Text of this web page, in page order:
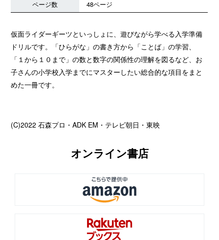
ページ数
48ページ
仮面ライダーギーツといっしょに、遊びながら学べる入学準備
ドリルです。「ひらがな」の書き方から「ことば」の学習、
「１から１０まで」の数と数字の関係性の理解を図るなど、お
子さんの小学校入学までにマスターしたい総合的な項目をまと
めた一冊です。
(C)2022 石森プロ・ADK EM・テレビ朝日・東映
オンライン書店